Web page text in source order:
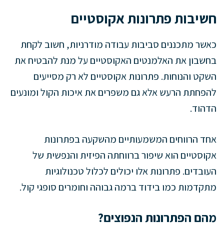
חשיבות פתרונות אקוסטיים
כאשר מתכננים סביבות עבודה מודרניות, חשוב לקחת
בחשבון את האלמנטים האקוסטיים על מנת להבטיח את
השקט והנוחות. פתרונות אקוסטיים לא רק מסייעים
להפחתת הרעש אלא גם משפרים את איכות הקול ומונעים
הדהוד.
אחד הרווחים המשמעותיים מהשקעה בפתרונות
אקוסטיים הוא שיפור ברווחתה הפיזית והנפשית של
העובדים. פתרונות אלו יכולים לכלול טכנולוגיות
מתקדמות כמו בידוד ברמה גבוהה וחומרים סופגי קול.
מהם הפתרונות הנפוצים?